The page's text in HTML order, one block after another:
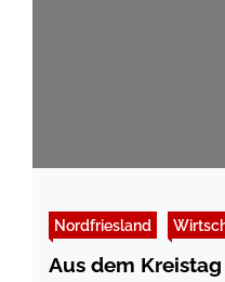
Nordfriesland
Aus dem